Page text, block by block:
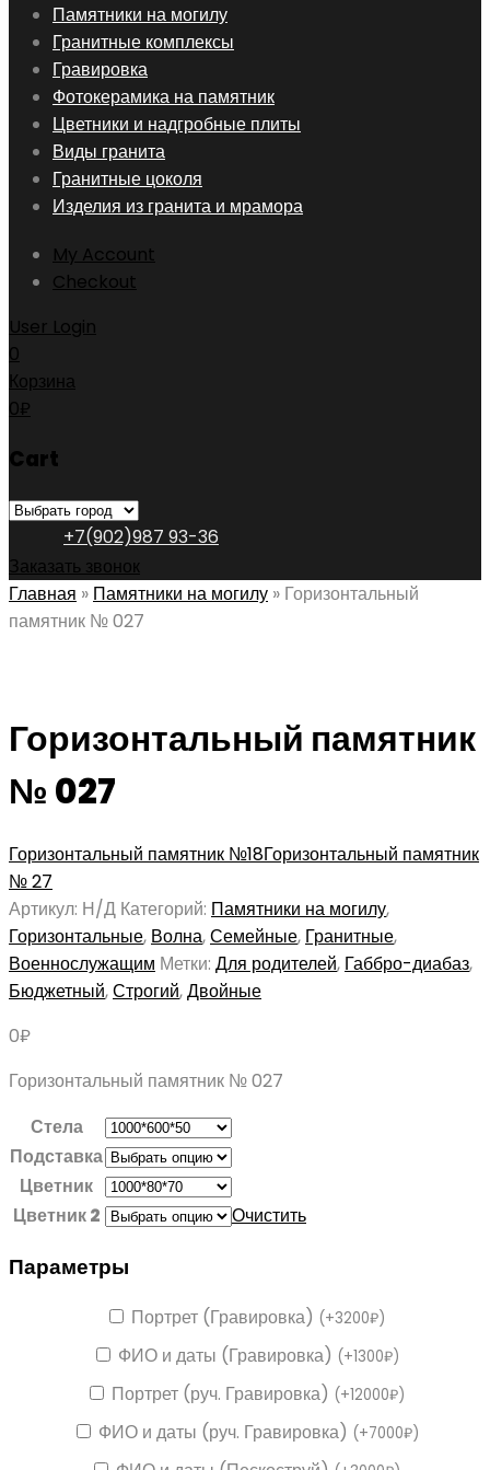
Skip
content
Памятники на могилу
Гранитные комплексы
Гравировка
Фотокерамика на памятник
Цветники и надгробные плиты
Виды гранита
Гранитные цоколя
Изделия из гранита и мрамора
My Account
Checkout
User Login
0
Корзина
0₽
Cart
+7(902)987 93-36
Заказать звонок
Главная » Памятники на могилу » Горизонтальный
памятник № 027
Горизонтальный памятник
№ 027
Горизонтальный памятник №18Горизонтальный памятник
№ 27
Артикул: Н/Д Категорий: Памятники на могилу,
Горизонтальные, Волна,Семейные, Гранитные,
Военнослужащим Метки: Для родителей, Габбро-диабаз,
Бюджетный,Строгий,Двойные
0₽
Горизонтальный памятник № 027
Стела
Подставка
Цветник
Цветник 2
Очистить
Параметры
Портрет (Гравировка) (+3200₽)
ФИО и даты (Гравировка) (+1300₽)
Портрет (руч. Гравировка) (+12000₽)
ФИО и даты (руч. Гравировка) (+7000₽)